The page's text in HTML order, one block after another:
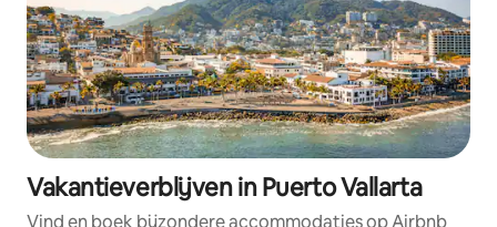
Vakantieverblijven in Puerto Vallarta
Vind en boek bijzondere accommodaties op Airbnb